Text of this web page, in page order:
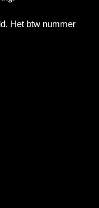
Het btw nummer